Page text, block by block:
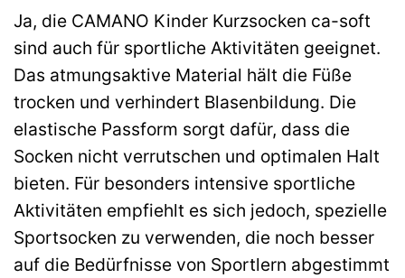
Ja, die CAMANO Kinder Kurzsocken ca-soft
sind auch für sportliche Aktivitäten geeignet.
Das atmungsaktive Material hält die Füße
trocken und verhindert Blasenbildung. Die
elastische Passform sorgt dafür, dass die
Socken nicht verrutschen und optimalen Halt
bieten. Für besonders intensive sportliche
Aktivitäten empfiehlt es sich jedoch, spezielle
Sportsocken zu verwenden, die noch besser
auf die Bedürfnisse von Sportlern abgestimmt